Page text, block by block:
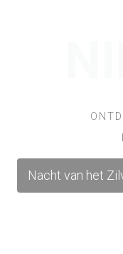
Nacht van het